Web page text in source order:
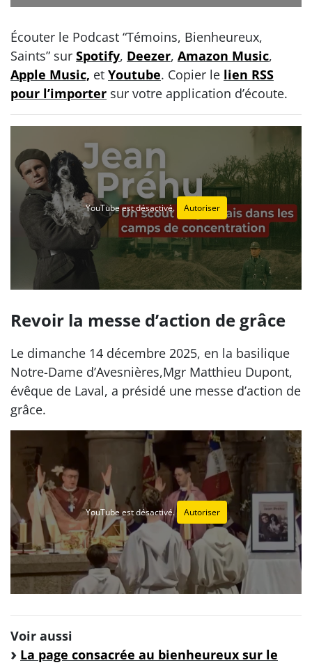
Écouter le Podcast “Témoins, Bienheureux,
Saints” sur Spotify, Deezer, Amazon Music,
Apple Music, et Youtube. Copier le lien RSS
pour l’importer sur votre application d’écoute.
YouTube est désactivé. Autoriser
Revoir la messe d’action de grâce
Le dimanche 14 décembre 2025, en la basilique
Notre-Dame d’Avesnières,Mgr Matthieu Dupont,
évêque de Laval, a présidé une messe d’action de
grâce.
YouTube est désactivé. Autoriser
Voir aussi
La page consacrée au bienheureux sur le